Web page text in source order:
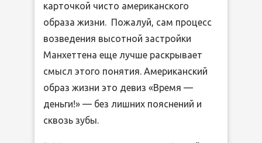
карточкой чисто американского
образа жизни. Пожалуй, сам процесс
возведения высотной застройки
Манхеттена еще лучше раскрывает
смысл этого понятия. Американский
образ жизни это девиз «Время —
деньги!» — без лишних пояснений и
сквозь зубы.